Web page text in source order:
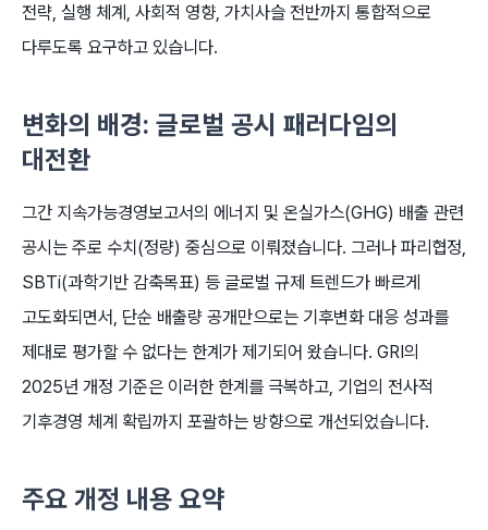
전략, 실행 체계, 사회적 영향, 가치사슬 전반까지 통합적으로
다루도록 요구하고 있습니다.
변화의 배경: 글로벌 공시 패러다임의
대전환
그간 지속가능경영보고서의 에너지 및 온실가스(GHG) 배출 관련
공시는 주로 수치(정량) 중심으로 이뤄졌습니다. 그러나 파리협정,
SBTi(과학기반 감축목표) 등 글로벌 규제 트렌드가 빠르게
고도화되면서, 단순 배출량 공개만으로는 기후변화 대응 성과를
제대로 평가할 수 없다는 한계가 제기되어 왔습니다. GRI의
2025년 개정 기준은 이러한 한계를 극복하고, 기업의 전사적
기후경영 체계 확립까지 포괄하는 방향으로 개선되었습니다.
주요 개정 내용 요약